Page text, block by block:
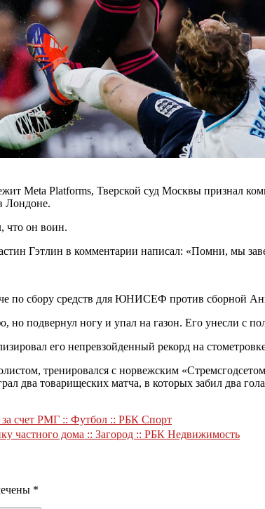
Meta Platforms, Тверской суд Москвы признал
Лондоне.
что он воин.
Гэтлин в комментарии написал: «Помни, мы
по сбору средств для ЮНИСЕФ против сборной
подвернул ногу и упал на газон. Его унесли с
его непревзойденный рекорд на
тренировался с норвежским
два товарищеских матча, в которых забил два
за счет РМГ :: Футбол :: РБК Спорт
частного дома :: Загород :: РБК Недвижимость
*